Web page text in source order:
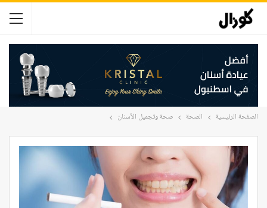
الصفحة الرئيسية الصحة صحة وتجميل الأسنان